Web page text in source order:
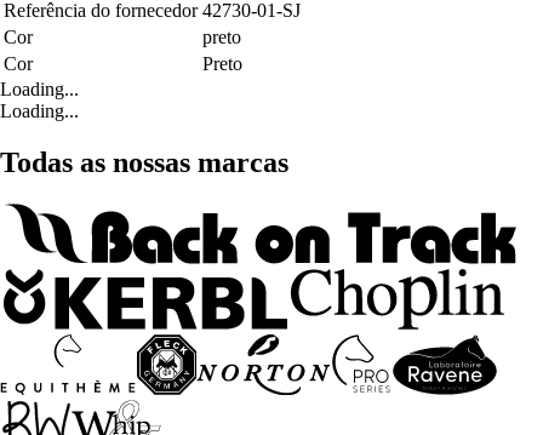
Referência do fornecedor 42730-01-SJ
Cor
preto
Cor
Preto
Loading...
Loading...
Todas as nossas marcas